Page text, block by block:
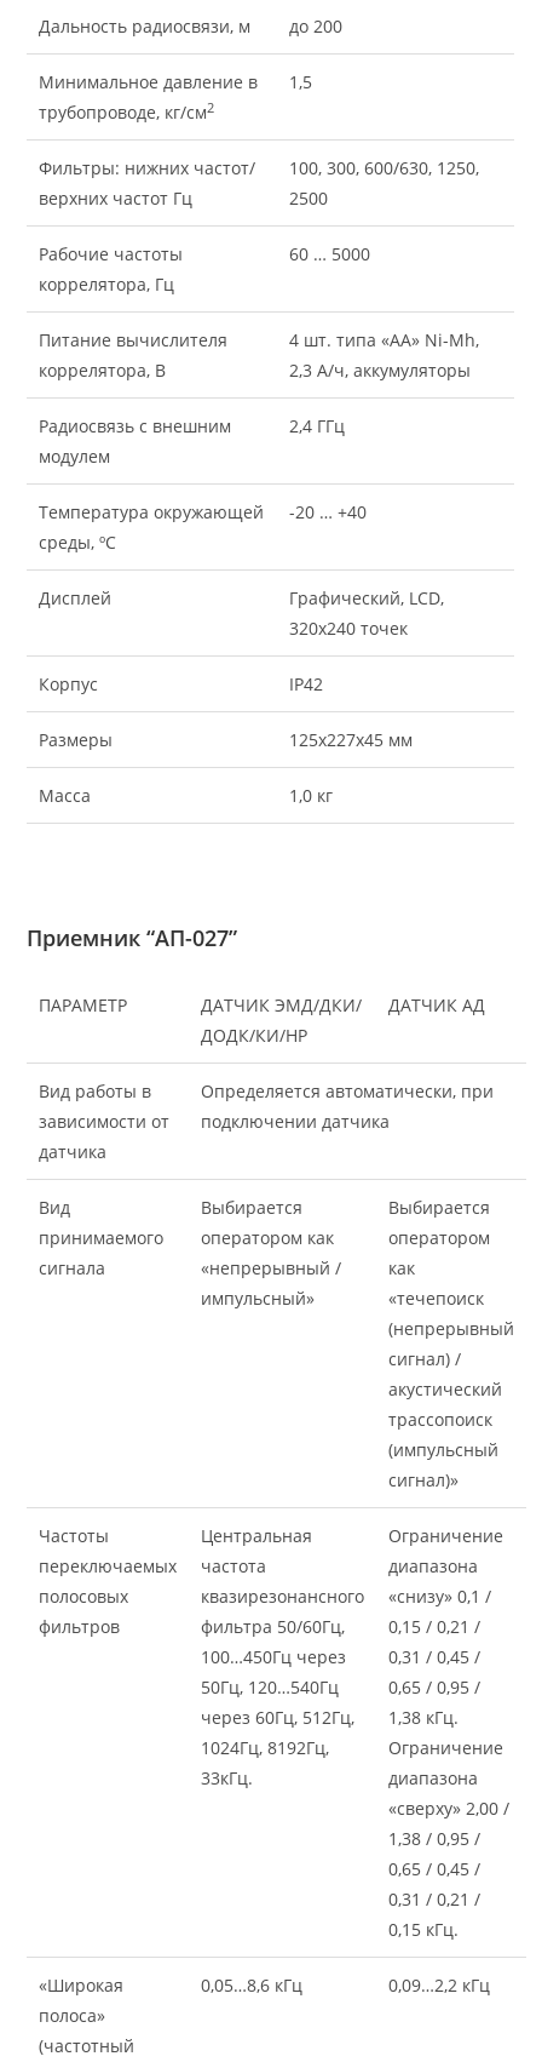
Дальность радиосвязи, м до 200
Минимальное давление в
трубопроводе, кг/см2
1,5
Фильтры: нижних частот/
верхних частот Гц
100, 300, 600/630, 1250,
2500
Рабочие частоты
коррелятора, Гц
60 … 5000
Питание вычислителя
коррелятора, В
4 шт. типа «АА» Ni-Mh,
2,3 А/ч, аккумуляторы
Радиосвязь с внешним
модулем
2,4 ГГц
Температура окружающей
среды, ºС
-20 … +40
Дисплей
Графический, LCD,
320х240 точек
Корпус IP42
Размеры 125х227х45 мм
Масса 1,0 кг
Приемник “АП-027”
ПАРАМЕТР
ДАТЧИК ЭМД/ДКИ/
ДОДК/КИ/НР
ДАТЧИК АД
Вид работы в
зависимости от
датчика
Определяется автоматически, при
подключении датчика
Вид
принимаемого
сигнала
Выбирается
оператором как
«непрерывный /
импульсный»
Выбирается
оператором
как
«течепоиск
(непрерывный
сигнал) /
акустический
трассопоиск
(импульсный
сигнал)»
Частоты
переключаемых
полосовых
фильтров
Центральная
частота
квазирезонансного
фильтра 50/60Гц,
100…450Гц через
50Гц, 120…540Гц
через 60Гц, 512Гц,
1024Гц, 8192Гц,
33кГц.
Ограничение
диапазона
«снизу» 0,1 /
0,15 / 0,21 /
0,31 / 0,45 /
0,65 / 0,95 /
1,38 кГц.
Ограничение
диапазона
«сверху» 2,00 /
1,38 / 0,95 /
0,65 / 0,45 /
0,31 / 0,21 /
0,15 кГц.
«Широкая
полоса»
(частотный
0,05…8,6 кГц 0,09…2,2 кГц